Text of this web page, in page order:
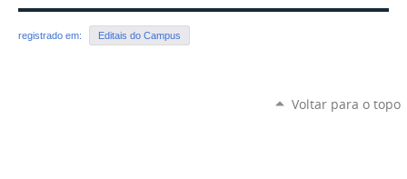
registrado em: Editais do Campus
Voltar para o topo